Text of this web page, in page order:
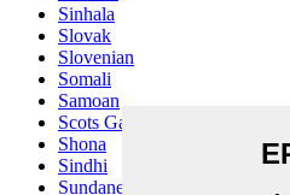
Sinhala
Slovak
Slovenian
Somali
Samoan
Scots Gaelic
Shona
Sindhi
Sundanese